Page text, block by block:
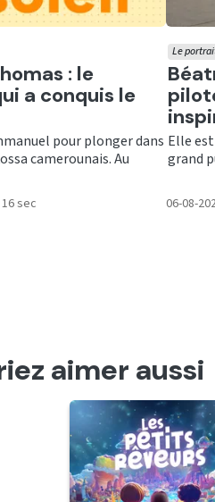
: le
a conquis le
pour plonger dans
camerounais. Au
sec
Le
Elle
grand
06-08-
aimer aussi